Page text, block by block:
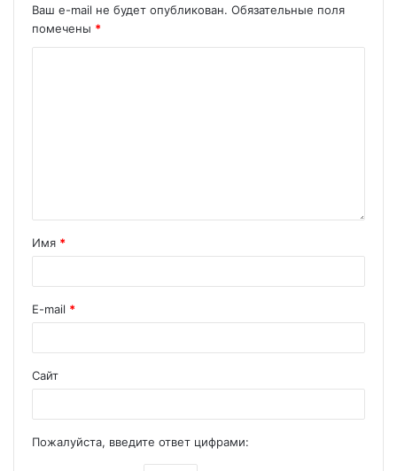
Ваш e-mail не будет опубликован. Обязательные поля
помечены *
Имя *
E-mail *
Сайт
Пожалуйста, введите ответ цифрами: